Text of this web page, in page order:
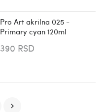
Pro Art akrilna 025 -
Primary cyan 120ml
390 RSD
